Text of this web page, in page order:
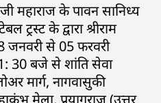
महाराज के पावन सानिध्य
ट्रस्ट के द्वारा श्रीराम
से 05 फरवरी
30 बजे से शांति सेवा
मार्ग, नागवासुकी
मेला, प्रयागराज (उत्तर